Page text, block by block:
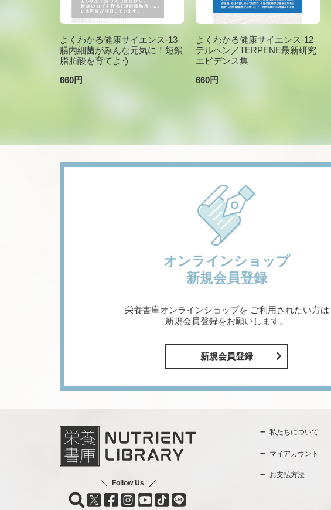
よくわかる健康サイエンス-13
腸内細菌がみんな元気に！短鎖
脂肪酸を育てよう
660円
よくわかる健康サイエンス-12
テルペン／TERPENE最新研究
エビデンス集
660円
オンラインショップ
新規会員登録
栄養書庫オンラインショップを ご利用されたい方は
新規会員登録をお願いします。
新規会員登録
Follow Us
私たちについて
マイアカウント
お支払方法